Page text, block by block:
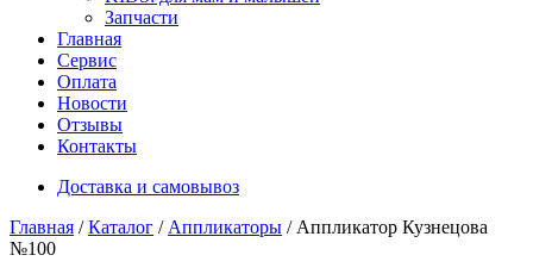
Запчасти
Главная
Сервис
Оплата
Новости
Отзывы
Контакты
Доставка и самовывоз
Главная /Каталог / Аппликаторы / Аппликатор Кузнецова
№100